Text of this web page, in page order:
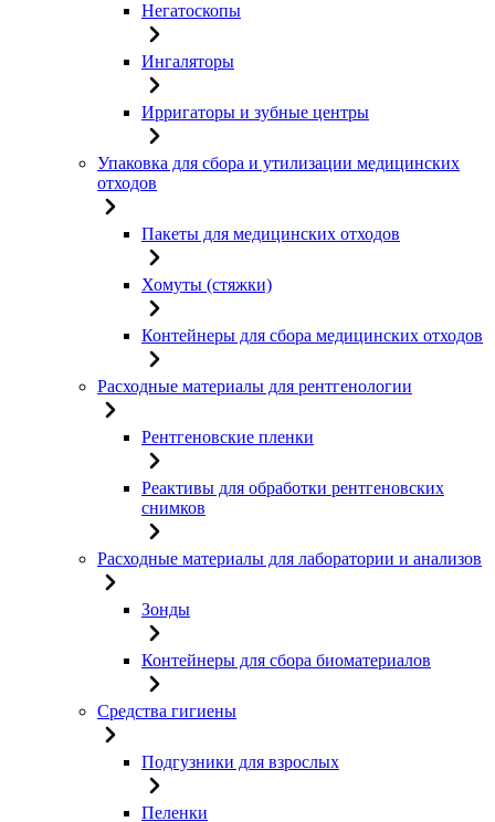
Негатоскопы
Ингаляторы
Ирригаторы и зубные центры
Упаковка для сбора и утилизации медицинских
отходов
Пакеты для медицинских отходов
Хомуты (стяжки)
Контейнеры для сбора медицинских отходов
Расходные материалы для рентгенологии
Рентгеновские пленки
Реактивы для обработки рентгеновских
снимков
Расходные материалы для лаборатории и анализов
Зонды
Контейнеры для сбора биоматериалов
Средства гигиены
Подгузники для взрослых
Пеленки